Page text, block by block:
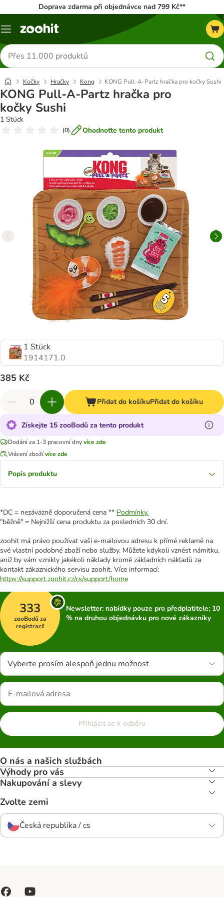
Doprava zdarma při objednávce nad 799 Kč**
Menu
Hledat
produkty
Kočky Hračky Kong KONG Pull-A-Partz hračka pro kočky Sushi
KONG Pull-A-Partz hračka pro
kočky Sushi
1 Stück
(0) Ohodnoťte tento produkt
1 Stück
1914171.0
385 Kč
Přidat do košíkuPřidat do košíku
Získejte 15 zooBodů za tento produkt
Dodání za 1-3 pracovní dnyvíce zde
Vrácení zbožívíce zde
Popis produktu
*DC = nezávazně doporučená cena ** Podmínky.
"běžně" = Nejnižší cena produktu za posledních 30 dní.
zoohit má právo používat vaši e-mailovou adresu k přímé reklamě na
své vlastní podobné zboží nebo služby. Můžete kdykoli vznést námitku,
aniž by vám vznikly jakékoli náklady kromě základních nákladů za
kontakt zákaznického servisu zoohit. Více informací:
https://support.zoohit.cz/cs/support/home
333
zooBodů za
registraci!
Newsletter: nabídky pouze pro předplatitele; 10
% na druhou objednávku pro nové zákazníky
Vyberte prosím alespoň jednu možnost
Přihlásit se k odběru
O nás a našich službách
Výhody pro vás
Nakupování a slevy
Zvolte zemi
Česká republika / cs